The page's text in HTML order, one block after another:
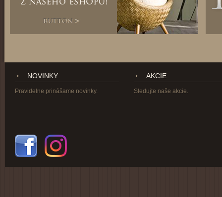
NOVINKY
Pravidelne prinášame novinky.
AKCIE
Sledujte naše akcie.